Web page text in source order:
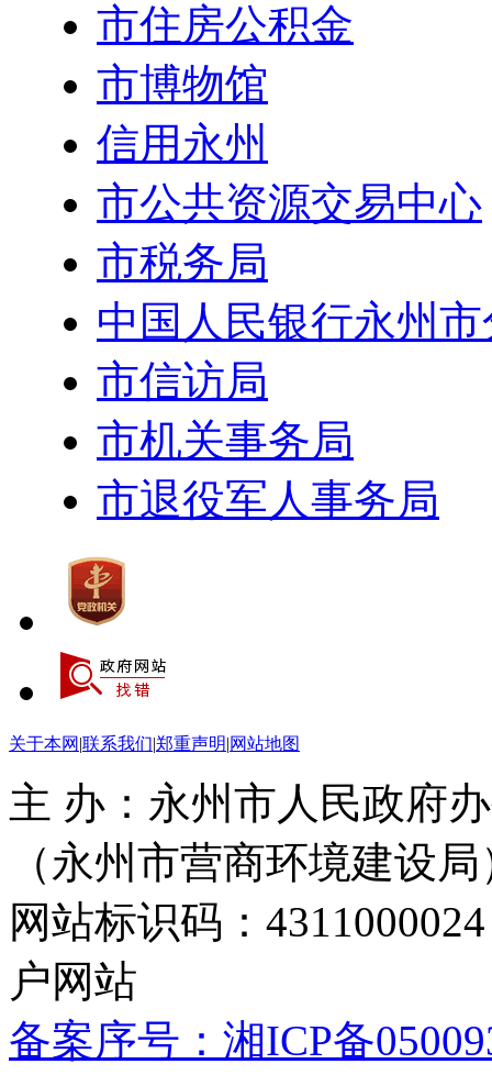
市住房公积金
市博物馆
信用永州
市公共资源交易中心
市税务局
中国人民银行永州
市信访局
市机关事务局
市退役军人事务局
关于本网 |联系我们|郑重声明|网站地图
主 办：永州市人民政府
（永州市营商环境建设局
网站标识码：
户网站
备案序号：湘ICP备